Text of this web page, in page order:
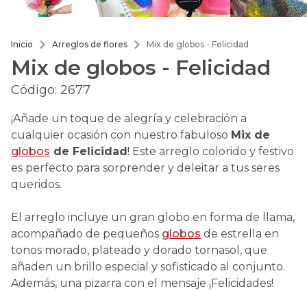
Inicio Arreglos de flores Mix de globos - Felicidad
Mix de globos - Felicidad
Código: 2677
¡Añade un toque de alegría y celebración a
cualquier ocasión con nuestro fabuloso Mix de
globos de Felicidad! Este arreglo colorido y festivo
es perfecto para sorprender y deleitar a tus seres
queridos.
El arreglo incluye un gran globo en forma de llama,
acompañado de pequeños globos de estrella en
tonos morado, plateado y dorado tornasol, que
añaden un brillo especial y sofisticado al conjunto.
Además, una pizarra con el mensaje ¡Felicidades!